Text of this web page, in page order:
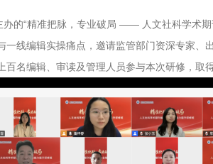
的“精准把脉，专业破局 —— 人文社科学术
线编辑实操痛点，邀请监管部门资深专家、
百名编辑、审读及管理人员参与本次研修，取